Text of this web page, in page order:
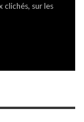
clichés, sur les